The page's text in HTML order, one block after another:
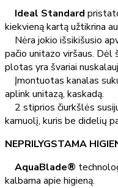
Ideal Standard
kiekvieną kartą užtikrina
Nėra jokio išsikišusio
pačio unitazo viršaus. Dėl
plotas yra švariai
Įmontuotas kanalas
aplink unitazą, kaskadą.
2 stiprios čiurkšlės
kamuolį, kuris be didelių
NEPRILYGSTAMA
AquaBlade®
kalbama apie higieną.